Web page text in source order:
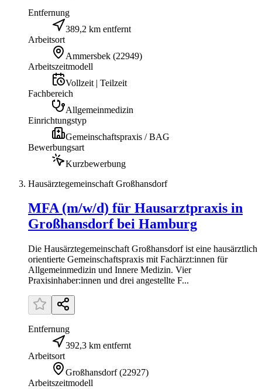
Entfernung
389,2 km entfernt
Arbeitsort
Ammersbek (22949)
Arbeitszeitmodell
Vollzeit | Teilzeit
Fachbereich
Allgemeinmedizin
Einrichtungstyp
Gemeinschaftspraxis / BAG
Bewerbungsart
Kurzbewerbung
Hausärztegemeinschaft Großhansdorf
MFA (m/w/d) für Hausarztpraxis in
Großhansdorf bei Hamburg
Die Hausärztegemeinschaft Großhansdorf ist eine hausärztlich
orientierte Gemeinschaftspraxis mit Fachärzt:innen für
Allgemeinmedizin und Innere Medizin. Vier
Praxisinhaber:innen und drei angestellte F...
Entfernung
392,3 km entfernt
Arbeitsort
Großhansdorf (22927)
Arbeitszeitmodell